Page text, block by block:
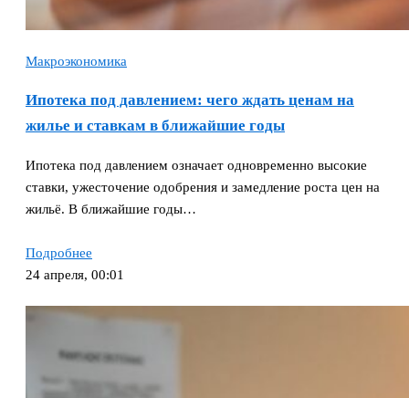
Макроэкономика
Ипотека под давлением: чего ждать ценам на
жилье и ставкам в ближайшие годы
Ипотека под давлением означает одновременно высокие
ставки, ужесточение одобрения и замедление роста цен на
жильё. В ближайшие годы…
Подробнее
24 апреля, 00:01